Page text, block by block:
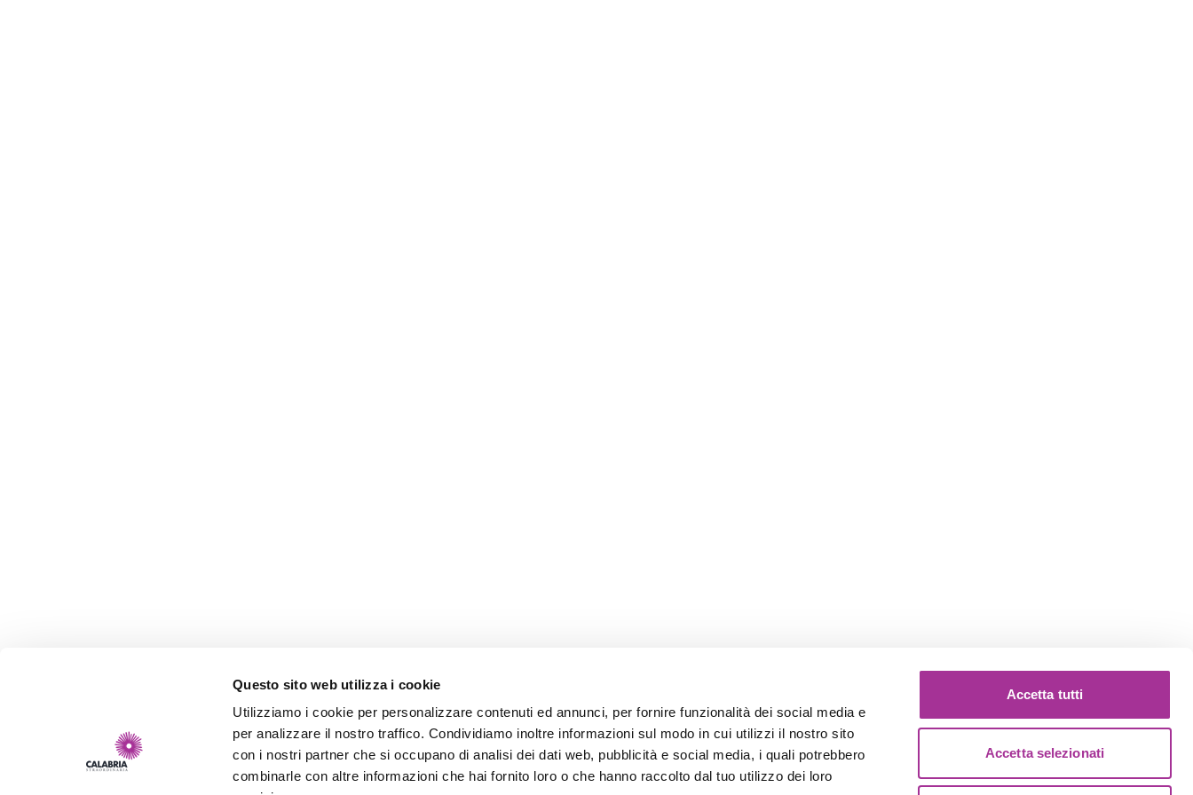
Questo sito web utilizza i cookie
Utilizziamo i cookie per personalizzare contenuti ed annunci, per fornire funzionalità dei social media e
per analizzare il nostro traffico. Condividiamo inoltre informazioni sul modo in cui utilizzi il nostro sito
con i nostri partner che si occupano di analisi dei dati web, pubblicità e social media, i quali potrebbero
combinarle con altre informazioni che hai fornito loro o che hanno raccolto dal tuo utilizzo dei loro
Accetta tutti
Accetta selezionati